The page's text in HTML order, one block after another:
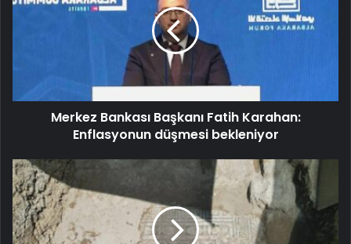
Merkez Bankası Başkanı Fatih Karahan:
Enflasyonun düşmesi bekleniyor